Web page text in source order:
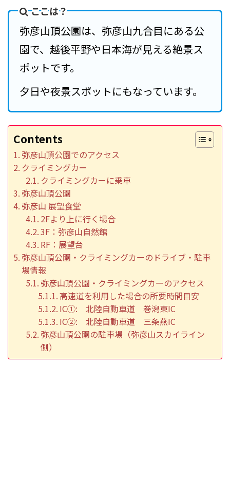
ここは？
弥彦山頂公園は、弥彦山九合目にある公
園で、越後平野や日本海が見える絶景ス
ポットです。
夕日や夜景スポットにもなっています。
Contents
弥彦山頂公園でのアクセス
クライミングカー
クライミングカーに乗車
弥彦山頂公園
弥彦山 展望食堂
2Fより上に行く場合
3F：弥彦山自然館
RF：展望台
弥彦山頂公園・クライミングカーのドライブ・駐車
場情報
弥彦山頂公園・クライミングカーのアクセス
高速道を利用した場合の所要時間目安
IC①: 北陸自動車道 巻潟東IC
IC②: 北陸自動車道 三条燕IC
弥彦山頂公園の駐車場（弥彦山スカイライン
側）